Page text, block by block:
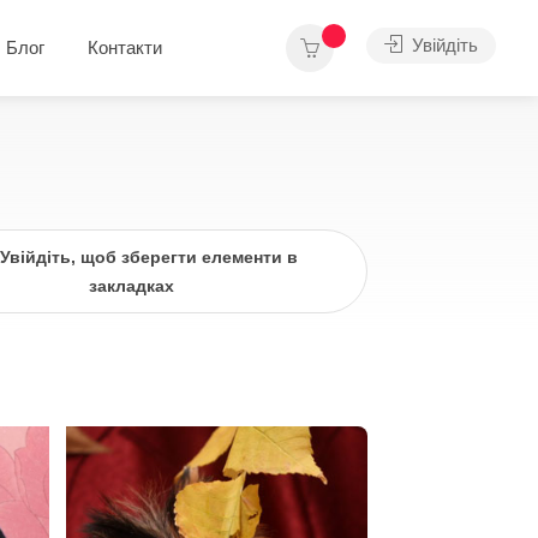
Блог Контакти Увійдіть
Увійдіть, щоб зберегти елементи в
закладках